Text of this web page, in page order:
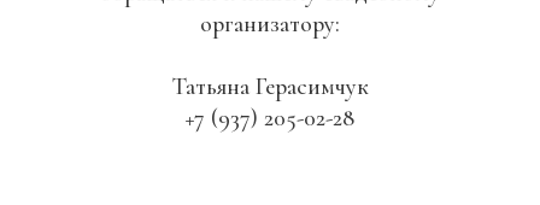
организатору:
Татьяна Герасимчук
+7 (937) 205-02-28